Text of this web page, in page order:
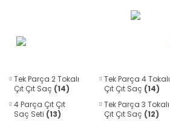
Tek Parça 2 Tokalı
Çıt Çıt Saç (14)
Tek Parça 4 Tokalı
Çıt Çıt Saç (14)
4 Parça Çıt Çıt
Saç Seti (13)
Tek Parça 3 Tokalı
Çıt Çıt Saç (12)